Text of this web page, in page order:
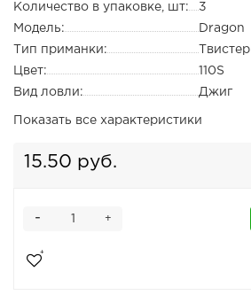
Количество в упаковке, шт:
3
Модель:
Dragon
Тип приманки:
Твистер
Цвет:
110S
Вид ловли:
Джиг
Показать все характеристики
15.50 руб.
+
-